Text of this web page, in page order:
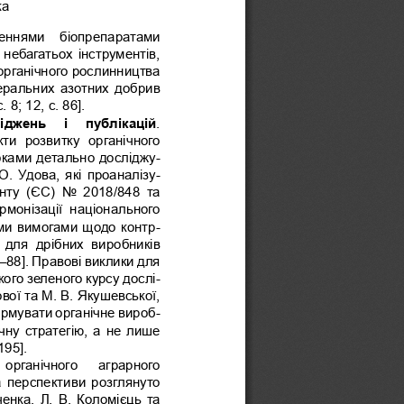
біопрепаратами
інструментів,
рослинництва
азотних добрив
8; 12, с. 86].
і   публікацій
розвитку  органічного
детально досліджу-
Удова, які проаналізу-
(ЄС)  No  2018/848  та
національного
вимогами щодо контр-
дрібних  виробників
Правові виклики для
зеленого курсу дослі-
та М. В.   Якушевської,
органічне вироб-
стратегію, а не лише
аграрного
розглянуто
Л.
В.   Коломієць та